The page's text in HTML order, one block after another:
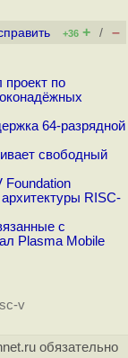
+36 + / –
проект по
64-разрядной
свободный
Foundation
RISC-
с
Plasma Mobile
v
обязательно